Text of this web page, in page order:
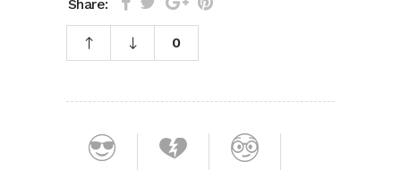
Share:
0